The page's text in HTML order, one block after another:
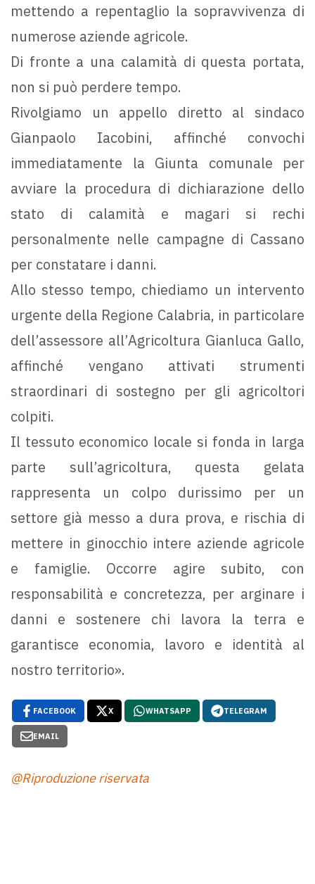
mettendo a repentaglio la sopravvivenza di
numerose aziende agricole.
Di fronte a una calamità di questa portata,
non si può perdere tempo.
Rivolgiamo un appello diretto al sindaco
Gianpaolo Iacobini, affinché convochi
immediatamente la Giunta comunale per
avviare la procedura di dichiarazione dello
stato di calamità e magari si rechi
personalmente nelle campagne di Cassano
per constatare i danni.
Allo stesso tempo, chiediamo un intervento
urgente della Regione Calabria, in particolare
dell’assessore all’Agricoltura Gianluca Gallo,
affinché vengano attivati strumenti
straordinari di sostegno per gli agricoltori
colpiti.
Il tessuto economico locale si fonda in larga
parte sull’agricoltura, questa gelata
rappresenta un colpo durissimo per un
settore già messo a dura prova, e rischia di
mettere in ginocchio intere aziende agricole
e famiglie. Occorre agire subito, con
responsabilità e concretezza, per arginare i
danni e sostenere chi lavora la terra e
garantisce economia, lavoro e identità al
nostro territorio».
FACEBOOK X WHATSAPP TELEGRAM
EMAIL
@Riproduzione riservata